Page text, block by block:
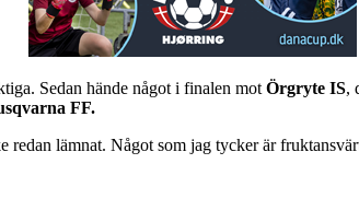
Sedan hände något i finalen mot Örgryte IS,
FF.
redan lämnat. Något som jag tycker är